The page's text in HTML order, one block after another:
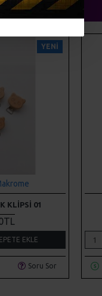
YENI
KLIPSI 01
EKLE
Soru Sor